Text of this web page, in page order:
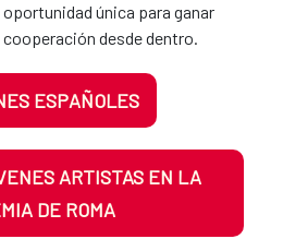
oportunidad única para ganar
desde dentro.
ESPAÑOLES
ARTISTAS EN LA
DE ROMA